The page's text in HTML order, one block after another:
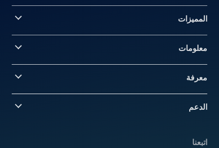
المميزات
معلومات‎
معرفة
الدعم
اتبعنا